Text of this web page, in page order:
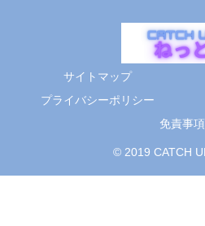
サイトマップ
プライバシーポリシー
免責事項
© 2019 CATCH